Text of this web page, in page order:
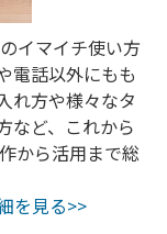
イマイチ使い方
電話以外にもも
れ方や様々なタ
など、これから
から活用まで総
を見る>>